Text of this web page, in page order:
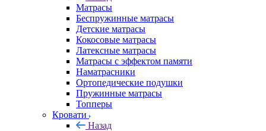
Матрасы
Беспружинные матрасы
Детские матрасы
Кокосовые матрасы
Латексные матрасы
Матрасы с эффектом памяти
Наматрасники
Ортопедические подушки
Пружинные матрасы
Топперы
Кровати
Назад